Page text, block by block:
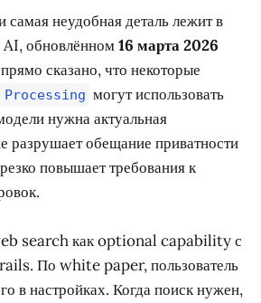
самая неудобная деталь лежит в
обновлённом16 марта 2026
сказано, что некоторые
могут использовать
нужна актуальная
разрушает обещание приватности
повышает требования к
search как optional capability с
По white paper, пользователь
в настройках. Когда поиск нужен,